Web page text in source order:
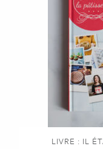
LIVRE : IL